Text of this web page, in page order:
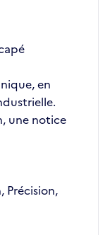
en
une notice
Précision,